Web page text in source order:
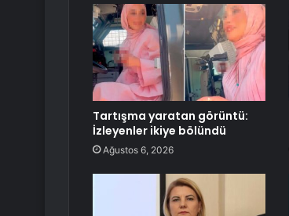
Tartışma yaratan görüntü:
İzleyenler ikiye bölündü
Ağustos 6, 2026